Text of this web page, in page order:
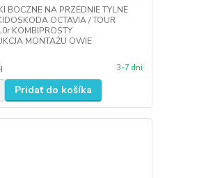
BOCZNE NA PRZEDNIE TYLNE
OCTAVIA / TOUR
KOMBIPROSTY
MONTAŻU OWIE
3-7 dni
Pridať do košíka